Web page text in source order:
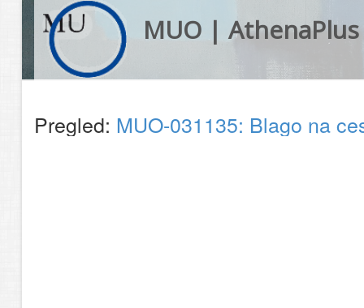
MUO | AthenaPlus
Pregled: MUO-031135: Blago na